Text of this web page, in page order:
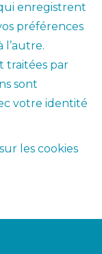
enregistrent
préférences
l’autre.
traitées par
sont
votre identité
les cookies